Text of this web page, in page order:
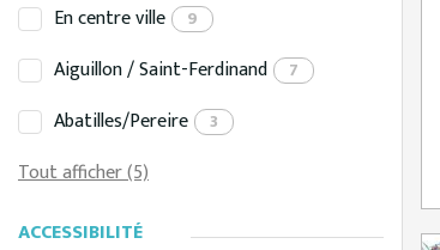
En centre ville 9
Aiguillon / Saint-Ferdinand 7
Abatilles/Pereire 3
Tout afficher (5)
ACCESSIBILITÉ